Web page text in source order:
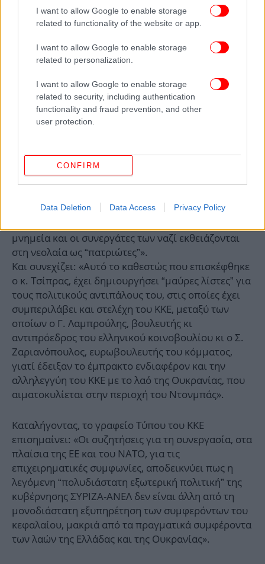
I want to allow Google to enable storage
related to functionality of the website or app.
I want to allow Google to enable storage
related to personalization.
I want to allow Google to enable storage
related to security, including authentication
functionality and fraud prevention, and other
user protection.
CONFIRM
Data Deletion Data Access Privacy Policy
Επίσης, όπως αναφέρεται στην ανακοίνωση, ο
πρωθυπουργός «επισκέφτηκε την Ουκρανία, την
την απαγόρευση του ΚΚ Ουκρανίας, που
μνημεία και οι συνεργάτες των ναζί εκθειάζονται
στη νεολαία ως “πατριώτες”».
Και συνεχίζει: «Αυτό το καθεστώς που επισκέφθηκε
ο κ. Τσίπρας, έχει δημιουργήσει “μαύρες λίστες” για
τους πολιτικούς αντιπάλους του, στις οποίες έχει
συμπεριλάβει και στελέχη του ΚΚΕ, μεταξύ των
οποίων ο Γ. Λαμπρούλης, βουλευτής κι
αντιπρόεδρος του ελληνικού κοινοβουλίου κι ο Σ.
Ζαριανόπουλος, ευρωβουλευτής του κόμματος,
γιατί έδειξαν το έμπρακτο ενδιαφέρον και την
αλληλεγγύη του ΚΚΕ με το λαό της Ουκρανίας, που
αιματοκυλίεται στην περιοχή του Ντονμπάς».
Καταλήγοντας, το γραφείο Τύπου του ΚΚΕ
επισημαίνει: «Οι συζητήσεις για τη συνεργασία, στα
πλαίσια της ΕΕ και του ΝΑΤΟ, για τις
επιχειρηματικές συμφωνίες, αποδεικνύει πως η
λεγόμενη “πολυδιάστατη εξωτερική πολιτική” της
κυβέρνησης ΣΥΡΙΖΑ-ΑΝΕΛ δεν είναι άλλη από τη
μονοδιάστατη εξυπηρέτηση των συμφερόντων του
κεφαλαίου, μακριά από τα πραγματικά συμφέροντα
των λαών της Ελλάδας και της Ουκρανίας».